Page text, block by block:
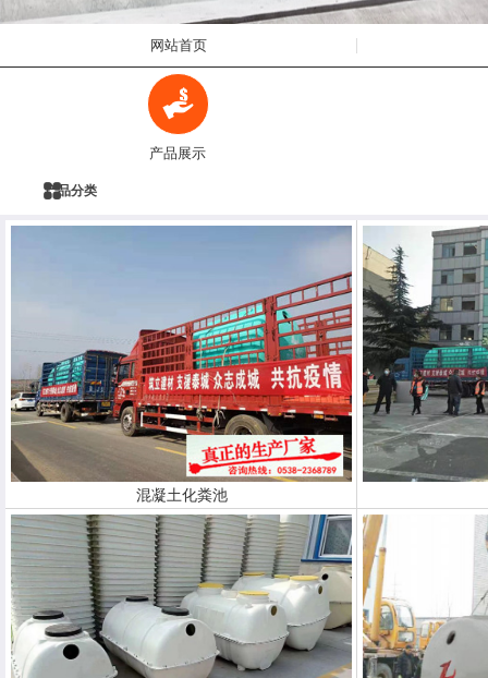
网站首页
产品展示
产品分类
混凝土化粪池